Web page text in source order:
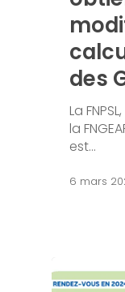
des
La
la
est…
6 mars